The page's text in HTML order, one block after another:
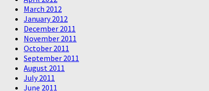
March 2012
January 2012
December 2011
November 2011
October 2011
September 2011
August 2011
July 2011
June 2011